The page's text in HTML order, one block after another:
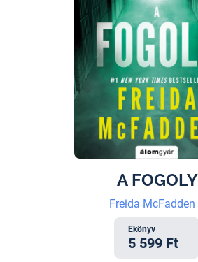
A FOGOLY
Freida McFadden
Ekönyv
5 599 Ft